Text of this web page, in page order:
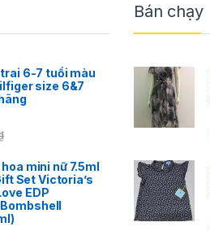
6-7 tuổi màu
size 6&7
mini nữ 7.5ml
Set Victoria’s
EDP
Bán chạy